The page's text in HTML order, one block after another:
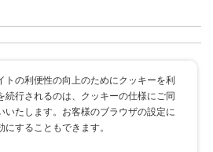
トの利便性の向上のためにクッキーを利
続行されるのは、クッキーの仕様にご同
いたします。お客様のブラウザの設定に
することもできます。